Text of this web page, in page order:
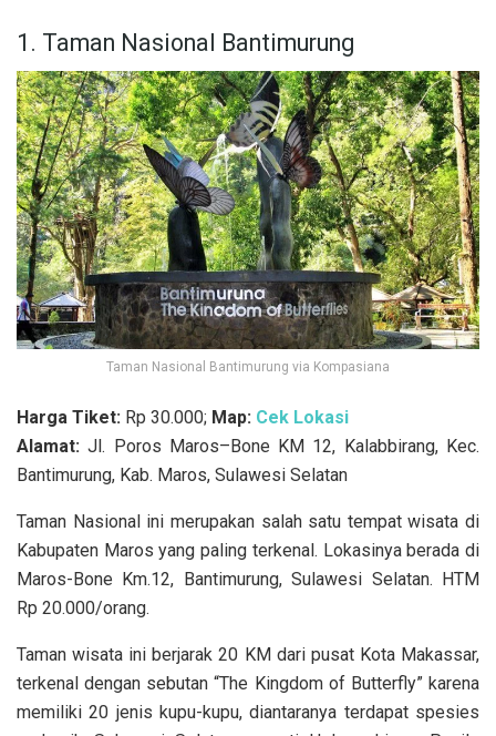
1. Taman Nasional Bantimurung
Taman Nasional Bantimurung via Kompasiana
Harga Tiket: Rp 30.000; Map: Cek Lokasi
Alamat: Jl. Poros Maros–Bone KM 12, Kalabbirang, Kec.
Bantimurung, Kab. Maros, Sulawesi Selatan
Taman Nasional ini merupakan salah satu tempat wisata di
Kabupaten Maros yang paling terkenal. Lokasinya berada di
Maros-Bone Km.12, Bantimurung, Sulawesi Selatan. HTM
Rp 20.000/orang.
Taman wisata ini berjarak 20 KM dari pusat Kota Makassar,
terkenal dengan sebutan “The Kingdom of Butterfly” karena
memiliki 20 jenis kupu-kupu, diantaranya terdapat spesies